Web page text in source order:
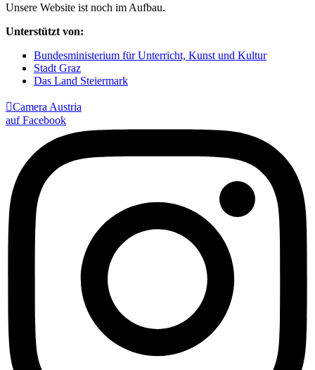
Unsere Website ist noch im Aufbau.
Unterstützt von:
Bundesministerium für Unterricht, Kunst und Kultur
Stadt Graz
Das Land Steiermark
Camera Austria
auf Facebook